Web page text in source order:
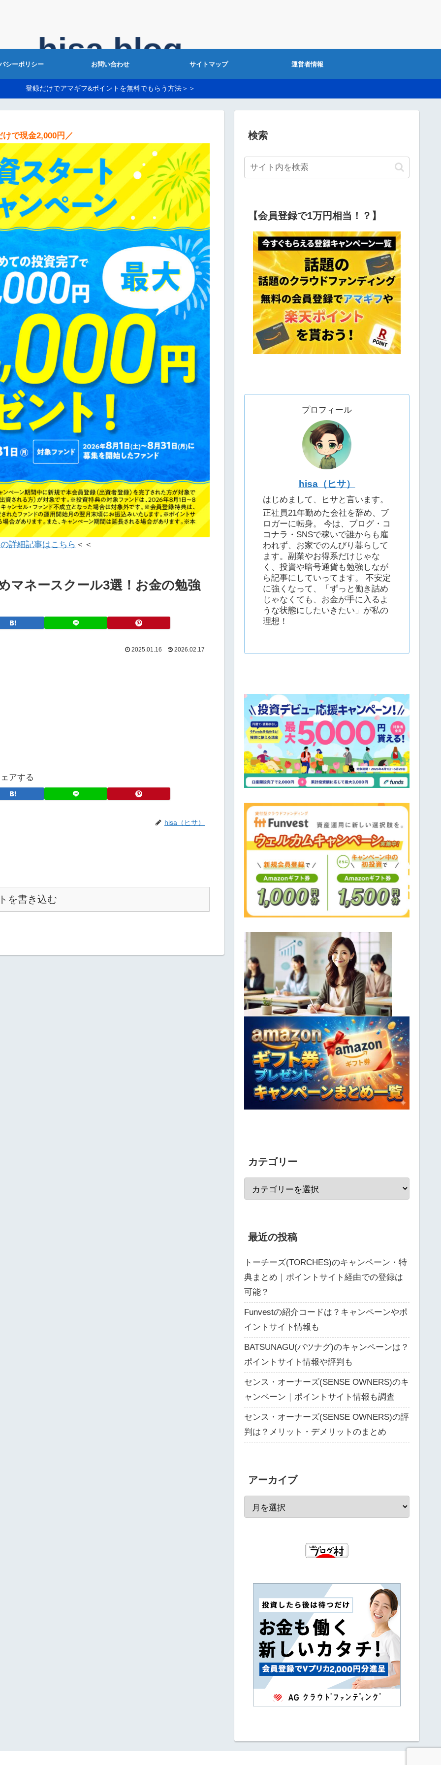
シーポリシー お問い合わせ サイトマップ 運営者情報
登録だけでアマギフ&ポイントを無料でもらう方法＞＞
で現金2,000円／
詳細記事はこちら ＜＜
マネースクール3選！お金の勉強
2025.01.16 2026.02.17
アする
hisa（ヒサ）
を書き込む
検索
【会員登録で1万円相当！？】
プロフィール
hisa（ヒサ）
はじめまして、ヒサと言います。
正社員21年勤めた会社を辞め、ブ
ロガーに転身。 今は、ブログ・コ
コナラ・SNSで稼いで誰からも雇
われず、お家でのんびり暮らして
ます。副業やお得系だけじゃな
く、投資や暗号通貨も勉強しなが
ら記事にしていってます。 不安定
に強くなって、「ずっと働き詰め
じゃなくても、お金が手に入るよ
うな状態にしたいきたい」が私の
理想！
カテゴリー
最近の投稿
トーチーズ(TORCHES)のキャンペーン・特
典まとめ｜ポイントサイト経由での登録は
可能？
Funvestの紹介コードは？キャンペーンやポ
イントサイト情報も
BATSUNAGU(バツナグ)のキャンペーンは？
ポイントサイト情報や評判も
センス・オーナーズ(SENSE OWNERS)のキ
ャンペーン｜ポイントサイト情報も調査
センス・オーナーズ(SENSE OWNERS)の評
判は？メリット・デメリットのまとめ
アーカイブ